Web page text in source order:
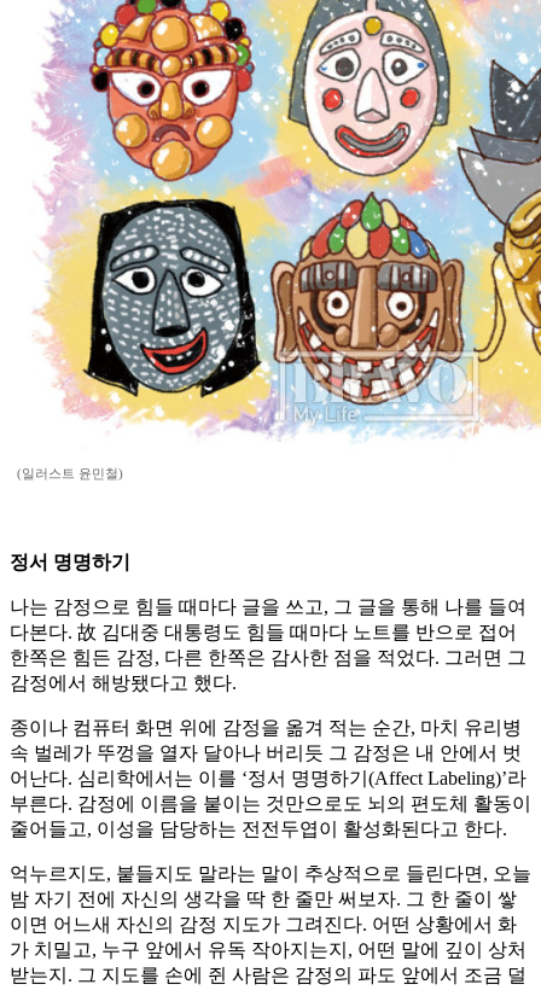
(일러스트 윤민철)
정서 명명하기
나는 감정으로 힘들 때마다 글을 쓰고, 그 글을 통해 나를 들여
다본다. 故 김대중 대통령도 힘들 때마다 노트를 반으로 접어
한쪽은 힘든 감정, 다른 한쪽은 감사한 점을 적었다. 그러면 그
감정에서 해방됐다고 했다.
종이나 컴퓨터 화면 위에 감정을 옮겨 적는 순간, 마치 유리병
속 벌레가 뚜껑을 열자 달아나 버리듯 그 감정은 내 안에서 벗
어난다. 심리학에서는 이를 ‘정서 명명하기(Affect Labeling)’라
부른다. 감정에 이름을 붙이는 것만으로도 뇌의 편도체 활동이
줄어들고, 이성을 담당하는 전전두엽이 활성화된다고 한다.
억누르지도, 붙들지도 말라는 말이 추상적으로 들린다면, 오늘
밤 자기 전에 자신의 생각을 딱 한 줄만 써보자. 그 한 줄이 쌓
이면 어느새 자신의 감정 지도가 그려진다. 어떤 상황에서 화
가 치밀고, 누구 앞에서 유독 작아지는지, 어떤 말에 깊이 상처
받는지. 그 지도를 손에 쥔 사람은 감정의 파도 앞에서 조금 덜